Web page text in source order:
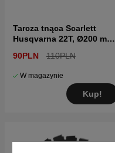
Tarcza tnąca Scarlett
Husqvarna 22T, Ø200 mm,
90PLN 110PLN
W magazynie
Kup!